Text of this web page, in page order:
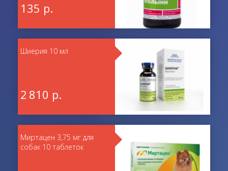
135 р.
Шиерия 10 мл
2 810 р.
Миртацен 3,75 мг для
собак 10 таблеток